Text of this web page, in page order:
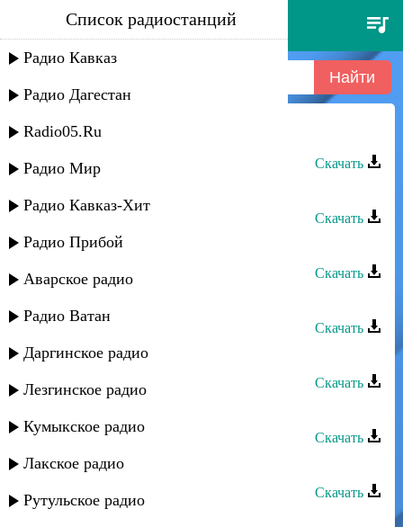
тельман - немое кино
Список радиостанций
Радио Кавказ
Радио Дагестан
Radio05.Ru
Радио Мир
Радио Кавказ-Хит
Радио Прибой
Аварское радио
Радио Ватан
Даргинское радио
Лезгинское радио
Кумыкское радио
Лакское радио
Рутульское радио
Тельман - Ойна
Скачать
Скачать
Тельман - Без любви горю
Скачать
Скачать
Тельман - Иер вилер
Скачать
Скачать
Тельман - Красивая (Иерди)
Скачать